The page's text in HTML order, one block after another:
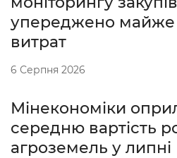
упереджено майже
витрат
6 Серпня 2026
Мінекономіки
середню вартість
агроземель у липні